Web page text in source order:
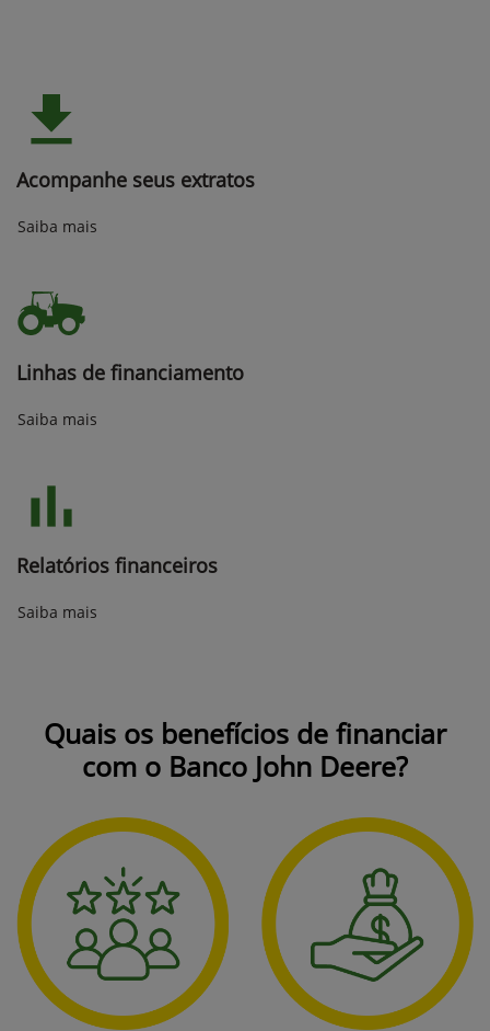
Acompanhe seus extratos
Saiba mais
Linhas de financiamento
Saiba mais
Relatórios financeiros
Saiba mais
Quais os benefícios de financiar
com o Banco John Deere?